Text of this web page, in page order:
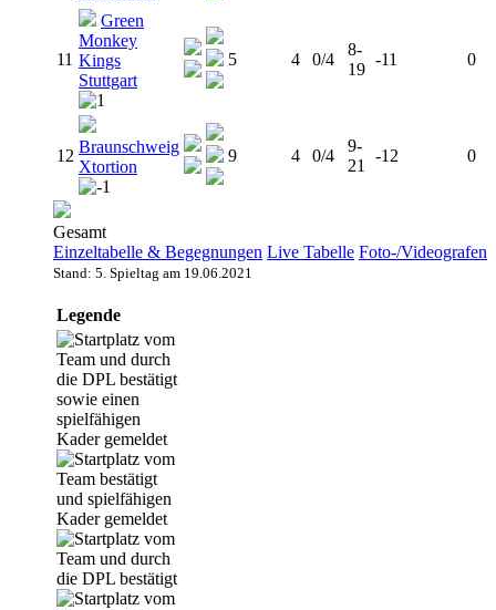
11
Green
Monkey
Kings
Stuttgart
5 4 0/4
8-
19
-11 0
12 Braunschweig
Xtortion
9 4 0/4
9-
21
-12 0
Gesamt
Einzeltabelle & Begegnungen Live Tabelle Foto-/Videografen
Stand: 5. Spieltag am 19.06.2021
Legende